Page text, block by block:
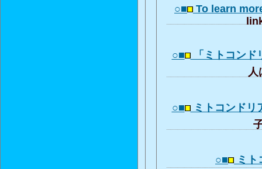
○■ To learn
○■ 「ミトコン
○■ ミトコンド
○■ ミト